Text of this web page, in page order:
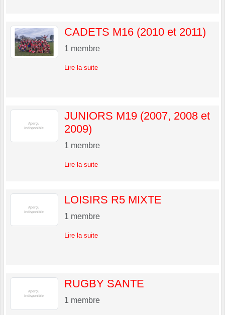
CADETS M16 (2010 et 2011)
1 membre
Lire la suite
JUNIORS M19 (2007, 2008 et
2009)
1 membre
Lire la suite
LOISIRS R5 MIXTE
1 membre
Lire la suite
RUGBY SANTE
1 membre